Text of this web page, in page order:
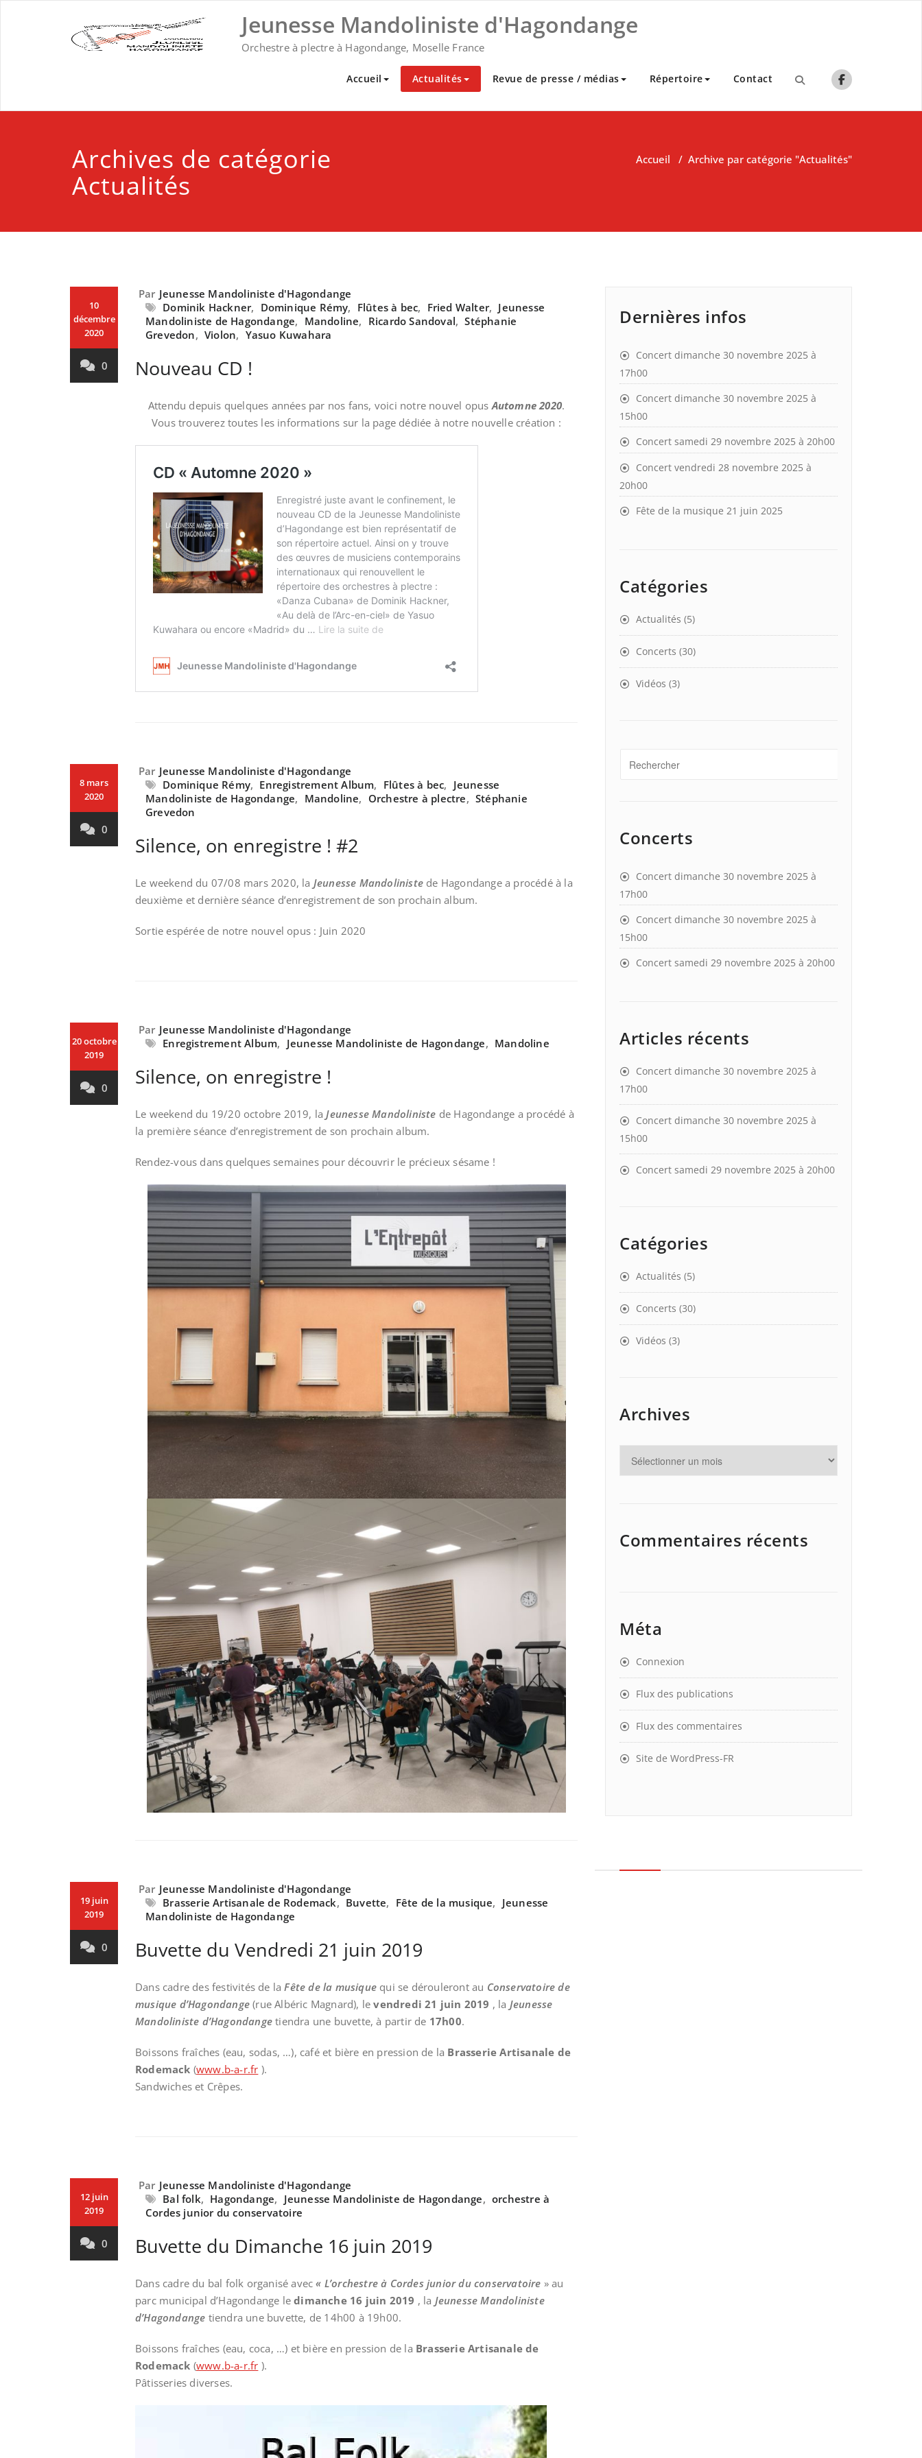
Jeunesse Mandoliniste d'Hagondange
Orchestre à plectre à Hagondange, Moselle France
Accueil Actualités Revue de presse / médias Répertoire Contact
Archives de catégorie
Actualités
Accueil / Archive par catégorie "Actualités"
10
décembre
2020
0
Par Jeunesse Mandoliniste d'Hagondange
Dominik Hackner, Dominique Rémy, Flûtes à bec, Fried Walter, Jeunesse
Mandoliniste de Hagondange, Mandoline, Ricardo Sandoval, Stéphanie
Grevedon, Violon, Yasuo Kuwahara
Nouveau CD !
Attendu depuis quelques années par nos fans, voici notre nouvel opusAutomne 2020.
Vous trouverez toutes les informations sur la page dédiée à notre nouvelle création :
8 mars
2020
0
Par Jeunesse Mandoliniste d'Hagondange
Dominique Rémy, Enregistrement Album, Flûtes à bec, Jeunesse
Mandoliniste de Hagondange, Mandoline, Orchestre à plectre, Stéphanie
Grevedon
Silence, on enregistre ! #2
Le weekend du 07/08 mars 2020, la Jeunesse Mandoliniste de Hagondange a procédé à la
deuxième et dernière séance d’enregistrement de son prochain album.
Sortie espérée de notre nouvel opus : Juin 2020
20 octobre
2019
0
Par Jeunesse Mandoliniste d'Hagondange
Enregistrement Album, Jeunesse Mandoliniste de Hagondange, Mandoline
Silence, on enregistre !
Le weekend du 19/20 octobre 2019, laJeunesse Mandoliniste de Hagondange a procédé à
la première séance d’enregistrement de son prochain album.
Rendez-vous dans quelques semaines pour découvrir le précieux sésame !
19 juin
2019
0
Par Jeunesse Mandoliniste d'Hagondange
Brasserie Artisanale de Rodemack, Buvette, Fête de la musique, Jeunesse
Mandoliniste de Hagondange
Buvette du Vendredi 21 juin 2019
Dans cadre des festivités de laFête de la musique qui se dérouleront au Conservatoire de
musique d’Hagondange (rue Albéric Magnard), levendredi 21 juin 2019 , la Jeunesse
Mandoliniste d’Hagondange tiendra une buvette, à partir de 17h00.
Boissons fraîches (eau, sodas, …), café et bière en pression de la Brasserie Artisanale de
Rodemack (www.b-a-r.fr ).
Sandwiches et Crêpes.
12 juin
2019
0
Par Jeunesse Mandoliniste d'Hagondange
Bal folk, Hagondange, Jeunesse Mandoliniste de Hagondange, orchestre à
Cordes junior du conservatoire
Buvette du Dimanche 16 juin 2019
Dans cadre du bal folk organisé avec« L’orchestre à Cordes junior du conservatoire » au
parc municipal d’Hagondange ledimanche 16 juin 2019 , la Jeunesse Mandoliniste
d’Hagondange tiendra une buvette, de 14h00 à 19h00.
Boissons fraîches (eau, coca, …) et bière en pression de la Brasserie Artisanale de
Rodemack (www.b-a-r.fr ).
Pâtisseries diverses.
Dernières infos
Concert dimanche 30 novembre 2025 à
17h00
Concert dimanche 30 novembre 2025 à
15h00
Concert samedi 29 novembre 2025 à 20h00
Concert vendredi 28 novembre 2025 à
20h00
Fête de la musique 21 juin 2025
Catégories
Actualités (5)
Concerts (30)
Vidéos (3)
Concerts
Concert dimanche 30 novembre 2025 à
17h00
Concert dimanche 30 novembre 2025 à
15h00
Concert samedi 29 novembre 2025 à 20h00
Articles récents
Concert dimanche 30 novembre 2025 à
17h00
Concert dimanche 30 novembre 2025 à
15h00
Concert samedi 29 novembre 2025 à 20h00
Catégories
Actualités (5)
Concerts (30)
Vidéos (3)
Archives
Commentaires récents
Méta
Connexion
Flux des publications
Flux des commentaires
Site de WordPress-FR